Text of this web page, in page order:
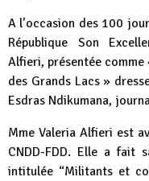
A l’occasion des 100
République Son
Alfieri, présentée
des Grands Lacs »
Esdras Ndikumana,
Mme Valeria Alfieri est
CNDD-FDD. Elle a fait
intitulée “Militants et